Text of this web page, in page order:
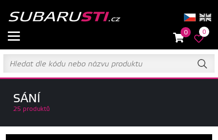
0 0
SÁNÍ
25 produktů